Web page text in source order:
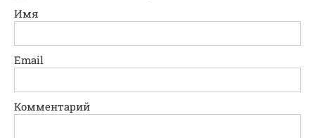
Имя
Email
Комментарий